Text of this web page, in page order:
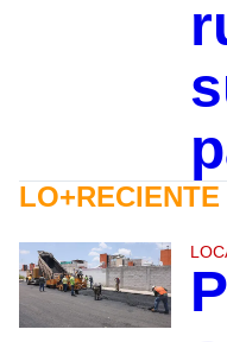
LO+RECIENTE